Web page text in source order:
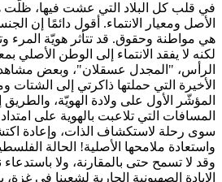
في قلب كل البلاد التي عشت فيها، ظلّت
الأصل ومعيار الانتماء. أقول دائمًا إن
هي مواطنة وحقوق. قد تتأثر هويّة المرء
لكنه لا يفقد الانتماء إلى الوطن الأصلي
الرأس، "المجدل عسقلان"، وبعض مشاهد
الأخيرة التي حملتها ذاكرتي إلى
المؤشّر الأول على ولادة الهويّة، والطريق
المسافات التي تلاعبت بالهوية على
سوى رحلة لاستكشاف الذات، وإعادة
واستعادة ملامحها الأصلية! الحالة
وقد لا تسمح حتى بالمقارنة، ولا